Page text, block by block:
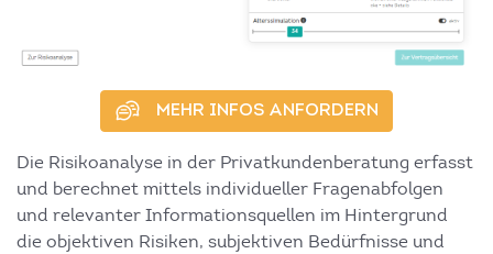
MEHR INFOS ANFORDERN
Die Risikoanalyse in der Privatkundenberatung erfasst
und berechnet mittels individueller Fragenabfolgen
und relevanter Informationsquellen im Hintergrund
die objektiven Risiken, subjektiven Bedürfnisse und